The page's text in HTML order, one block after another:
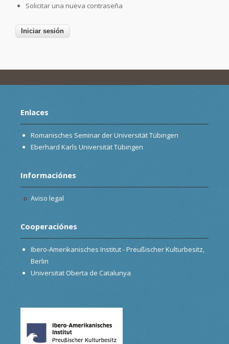
Solicitar una nueva contraseña
Enlaces
Romanisches Seminar der Universität Tübingen
Eberhard Karls Universität Tübingen
Informaciónes
Aviso legal
Cooperaciónes
Ibero-Amerikanisches Institut - Preußischer Kulturbesitz,
Berlin
Universitat Oberta de Catalunya